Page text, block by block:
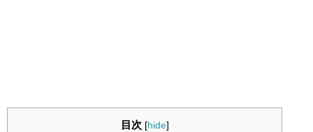
目次 [hide]